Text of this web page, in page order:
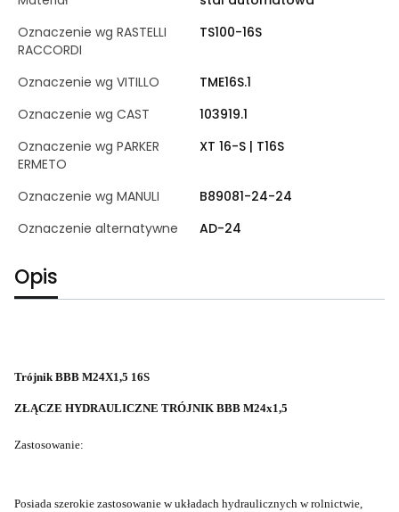
Oznaczenie wg RASTELLI
RACCORDI
TS100-16S
Oznaczenie wg VITILLO
TME16S.1
Oznaczenie wg CAST
103919.1
Oznaczenie wg PARKER
ERMETO
XT 16-S | T16S
Oznaczenie wg MANULI
B89081-24-24
Oznaczenie alternatywne
AD-24
Opis
Trójnik BBB M24X1,5 16S
ZŁĄCZE HYDRAULICZNE TRÓJNIK BBB M24x1,5
Zastosowanie:
Posiada szerokie zastosowanie w układach hydraulicznych w rolnictwie,